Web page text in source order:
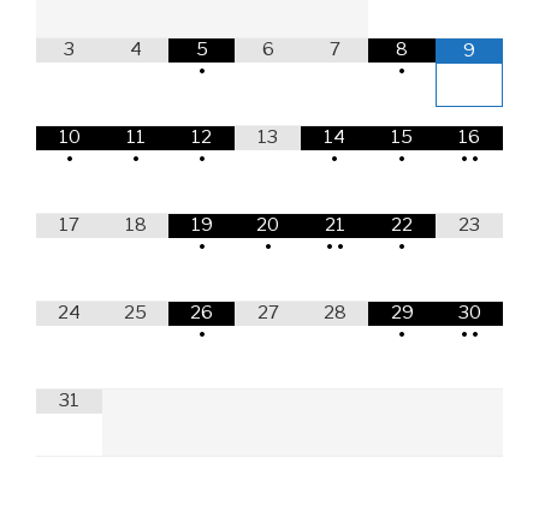
3 4
5
•
6 7
8
•
9
10
•
11
•
12
•
13
14
•
15
•
16
• •
17 18
19
•
20
•
21
• •
22
•
23
24 25
26
•
27 28
29
•
30
• •
31